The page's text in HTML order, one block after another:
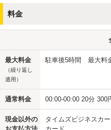
料金
最大料金
（繰り返し
適用）
駐車後5時間 最大料
通常料金 00:00-00:00 20分 300
現金以外の
タイムズビジネスカ